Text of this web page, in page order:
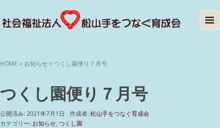
HOME > お知らせ> つくし園便り７月号
つくし園便り７月号
公開済み: 2021年7月1日 作成者:松山手をつなぐ育成会
カテゴリー: お知らせ, つくし園